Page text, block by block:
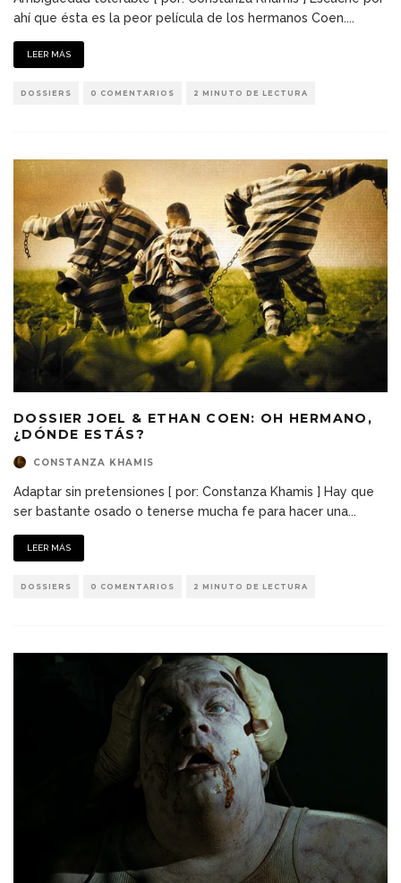
ahí que ésta es la peor película de los hermanos Coen....
LEER MÁS
DOSSIERS 0 COMENTARIOS 2 MINUTO DE LECTURA
DOSSIER JOEL & ETHAN COEN: OH HERMANO,
¿DÓNDE ESTÁS?
CONSTANZA KHAMIS
Adaptar sin pretensiones [ por: Constanza Khamis ] Hay que
ser bastante osado o tenerse mucha fe para hacer una...
LEER MÁS
DOSSIERS 0 COMENTARIOS 2 MINUTO DE LECTURA